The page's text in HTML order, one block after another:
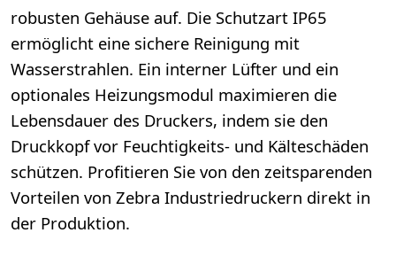
robusten Gehäuse auf. Die Schutzart IP65
ermöglicht eine sichere Reinigung mit
Wasserstrahlen. Ein interner Lüfter und ein
optionales Heizungsmodul maximieren die
Lebensdauer des Druckers, indem sie den
Druckkopf vor Feuchtigkeits- und Kälteschäden
schützen. Profitieren Sie von den zeitsparenden
Vorteilen von Zebra Industriedruckern direkt in
der Produktion.